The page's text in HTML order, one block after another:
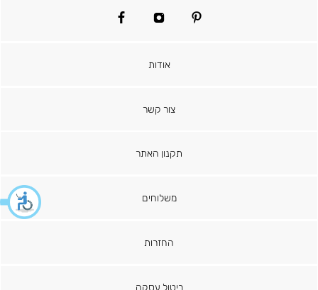
pinterest
instagram
facebook
אודות
צור קשר
תקנון האתר
משלוחים
החזרות
ביטול עסקה